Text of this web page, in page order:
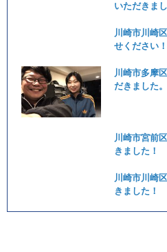
いただきまし
川崎市川崎
せください！
川崎市多摩
だきました。
川崎市宮前
きました！
川崎市川崎
きました！